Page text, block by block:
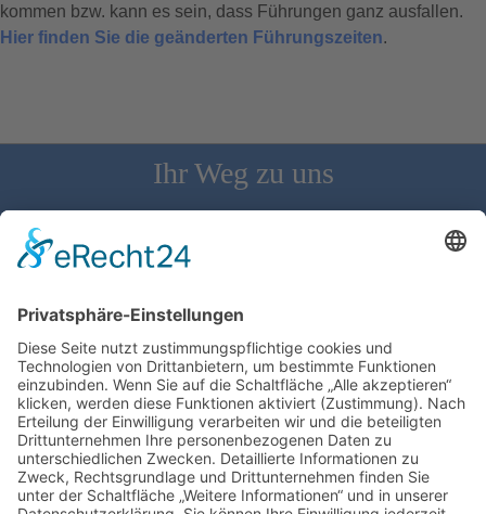
kommen bzw. kann es sein, dass Führungen ganz ausfallen.
Hier finden Sie die geänderten Führungszeiten.
Ihr Weg zu uns
Schloss Bürgeln, 79418 Schliengen | Telefon: 07626/237 | E-
Mail: direktion@schlossbuergeln.de
Wir benötigen Ihre Zustimmung, um den
Google Maps-Service zu laden!
Wir verwenden einen Service eines
Drittanbieters, um Karteninhalte einzubetten.
Dieser Service kann Daten zu Ihren Aktivitäten
sammeln. Bitte lesen Sie die Details durch und
stimmen Sie der Nutzung des Service zu, um